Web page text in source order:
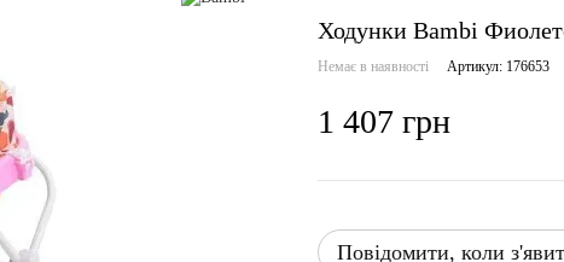
Ходунки Bambi
Немає в наявності Артикул: 176653
1 407 грн
Повідомити, коли